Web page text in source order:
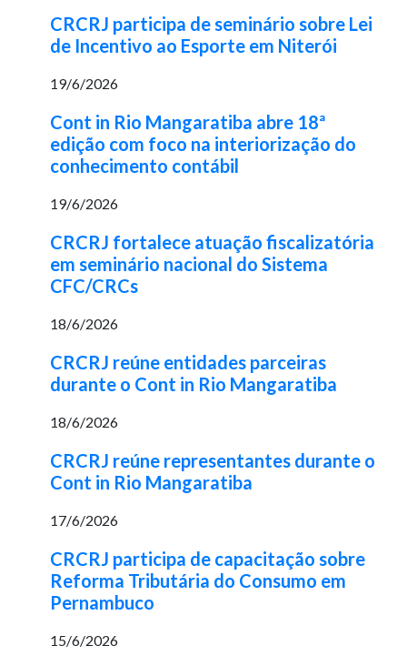
CRCRJ participa de seminário sobre Lei
de Incentivo ao Esporte em Niterói
19/6/2026
Cont in Rio Mangaratiba abre 18ª
edição com foco na interiorização do
conhecimento contábil
19/6/2026
CRCRJ fortalece atuação fiscalizatória
em seminário nacional do Sistema
CFC/CRCs
18/6/2026
CRCRJ reúne entidades parceiras
durante o Cont in Rio Mangaratiba
18/6/2026
CRCRJ reúne representantes durante o
Cont in Rio Mangaratiba
17/6/2026
CRCRJ participa de capacitação sobre
Reforma Tributária do Consumo em
Pernambuco
15/6/2026